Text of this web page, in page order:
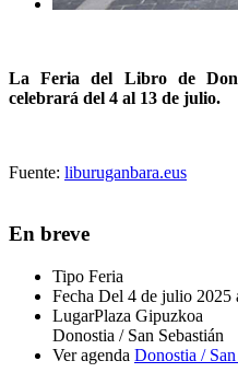
La Feria del Libro de
celebrará del 4 al 13 de julio.
Fuente: liburuganbara.eus
En breve
Tipo Feria
Fecha Del 4 de julio 2025
LugarPlaza Gipuzkoa
Donostia / San Sebastián
Ver agenda Donostia / San